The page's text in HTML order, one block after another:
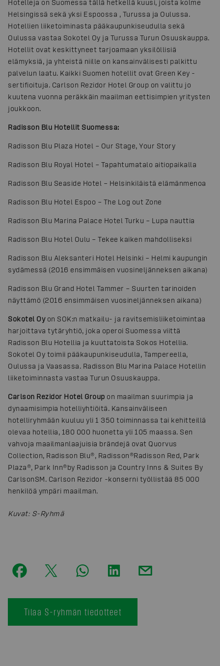
Hotelleja on Suomessa tällä hetkellä kuusi, joista kolme
Helsingissä sekä yksi Espoossa , Turussa ja Oulussa.
Hotellien liiketoiminasta pääkaupunkiseudulla sekä
Oulussa vastaa Sokotel Oy ja Turussa Turun Osuuskauppa.
Hotellit ovat keskittyneet tarjoamaan yksilöllisiä
elämyksiä, ja yhteistä niille on kansainvälisesti palkittu
palvelun laatu. Kaikki Suomen hotellit ovat Green Key -
sertifioituja. Carlson Rezidor Hotel Group on valittu jo
kuutena vuonna peräkkäin maailman eettisimpien yritysten
joukkoon.
Radisson Blu Hotellit Suomessa:
Radisson Blu Plaza Hotel – Our Stage, Your Story
Radisson Blu Royal Hotel – Tapahtumatalo aitiopaikalla
Radisson Blu Seaside Hotel – Helsinkiläistä elämänmenoa
Radisson Blu Hotel Espoo – The Log out Zone
Radisson Blu Marina Palace Hotel Turku – Lupa nauttia
Radisson Blu Hotel Oulu – Tekee kaiken mahdolliseksi
Radisson Blu Aleksanteri Hotel Helsinki – Helmi kaupungin
sydämessä (2016 ensimmäisen vuosineljänneksen aikana)
Radisson Blu Grand Hotel Tammer – Suurten tarinoiden
näyttämö (2016 ensimmäisen vuosineljänneksen aikana)
Sokotel Oyon SOK:n matkailu- ja ravitsemisliiketoimintaa
harjoittava tytäryhtiö, joka operoi Suomessa viittä
Radisson Blu Hotellia ja kuuttatoista Sokos Hotellia.
Sokotel Oy toimii pääkaupunkiseudulla, Tampereella,
Oulussa ja Vaasassa. Radisson Blu Marina Palace Hotellin
liiketoiminnasta vastaa Turun Osuuskauppa.
Carlson Rezidor Hotel Group on maailman suurimpia ja
dynaamisimpia hotelliyhtiöitä. Kansainväliseen
hotelliryhmään kuuluu yli 1 350 toiminnassa tai kehitteillä
olevaa hotellia, 180 000 huonetta yli 105 maassa. Sen
vahvoja maailmanlaajuisia brändejä ovat Quorvus
Collection, Radisson Blu®, Radisson®Radisson Red, Park
Plaza®, Park Inn®by Radisson ja Country Inns & Suites By
CarlsonSM. Carlson Rezidor -konserni työllistää 85 000
henkilöä ympäri maailman.
Kuvat: S-Ryhmä
Tilaa S-ryhmän tiedotteet